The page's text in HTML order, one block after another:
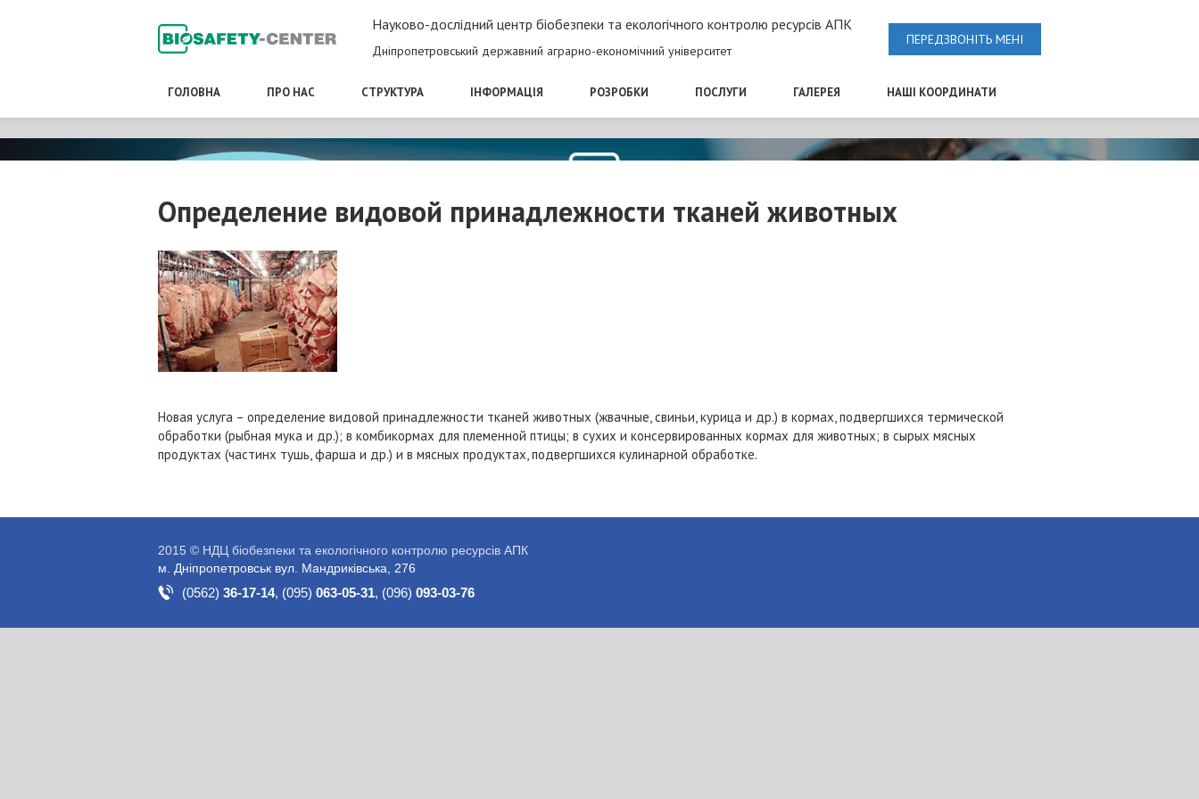
Науково-дослідний центр біобезпеки та екологічного контролю ресурсів АПК
Дніпропетровський державний аграрно-економічний університет
ПЕРЕДЗВОНІТЬ МЕНІ
ГОЛОВНА ПРО НАС СТРУКТУРА ІНФОРМАЦІЯ РОЗРОБКИ ПОСЛУГИ ГАЛЕРЕЯ НАШІ КООРДИНАТИ
Определение видовой принадлежности тканей животных
Новая услуга – определение видовой принадлежности тканей животных (жвачные, свиньи, курица и др.) в кормах, подвергшихся термической
обработки (рыбная мука и др.); в комбикормах для племенной птицы; в сухих и консервированных кормах для животных; в сырых мясных
продуктах (частинх тушь, фарша и др.) и в мясных продуктах, подвергшихся кулинарной обработке.
2015 © НДЦ біобезпеки та екологічного контролю ресурсів АПК
м. Дніпропетровськ вул. Мандриківська, 276
(0562) 36-17-14, (095) 063-05-31, (096) 093-03-76